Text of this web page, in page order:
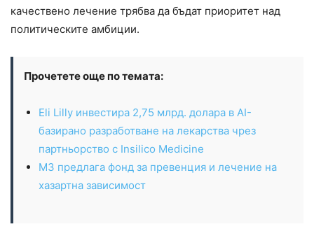
качествено лечение трябва да бъдат приоритет над
политическите амбиции.
Прочетете още по темата:
Eli Lilly инвестира 2,75 млрд. долара в AI-
базирано разработване на лекарства чрез
партньорство с Insilico Medicine
МЗ предлага фонд за превенция и лечение на
хазартна зависимост